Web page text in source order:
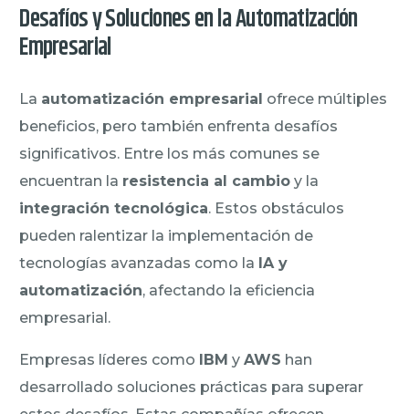
Desafíos y Soluciones en la Automatización
Empresarial
La automatización empresarial ofrece múltiples
beneficios, pero también enfrenta desafíos
significativos. Entre los más comunes se
encuentran la resistencia al cambio y la
integración tecnológica. Estos obstáculos
pueden ralentizar la implementación de
tecnologías avanzadas como la IA y
automatización, afectando la eficiencia
empresarial.
Empresas líderes como IBM yAWS han
desarrollado soluciones prácticas para superar